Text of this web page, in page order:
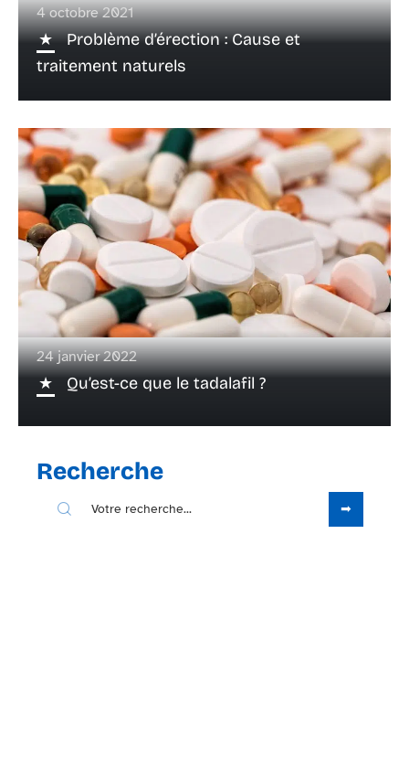
4 octobre 2021
Problème d’érection : Cause et
traitement naturels
24 janvier 2022
Qu’est-ce que le tadalafil ?
Recherche